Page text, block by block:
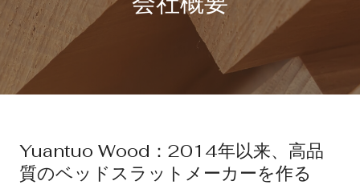
ッ
プ
Yuantuo Wood：2014年以来、高品
質のベッドスラットメーカーを作る